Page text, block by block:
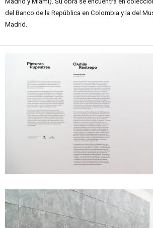
del Banco de la República en Colombia y la del
Madrid.